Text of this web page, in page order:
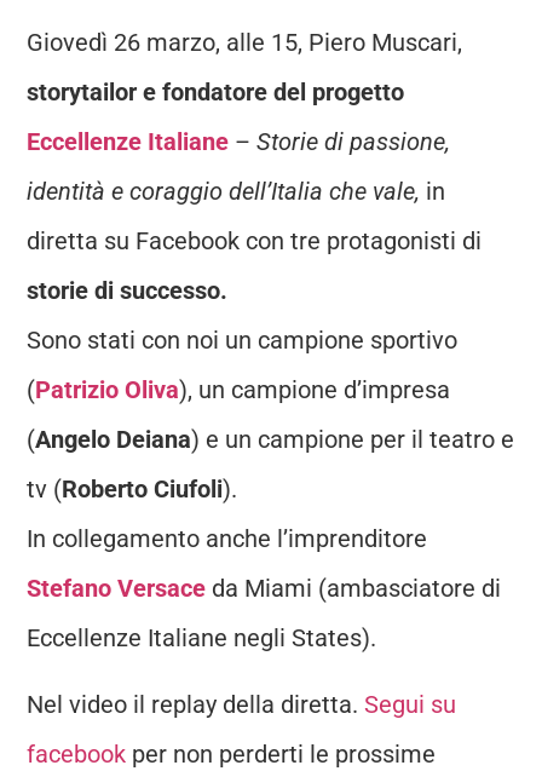
Giovedì 26 marzo, alle 15, Piero Muscari,
storytailor e fondatore del progetto
Eccellenze Italiane –Storie di passione,
identità e coraggio dell’Italia che vale, in
diretta su Facebook con tre protagonisti di
storie di successo.
Sono stati con noi un campione sportivo
(Patrizio Oliva), un campione d’impresa
(Angelo Deiana) e un campione per il teatro e
tv (Roberto Ciufoli).
In collegamento anche l’imprenditore
Stefano Versace da Miami (ambasciatore di
Eccellenze Italiane negli States).
Nel video il replay della diretta.Segui su
facebook per non perderti le prossime